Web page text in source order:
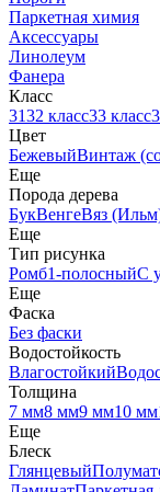
Паркетная химия
Аксессуары
Линолеум
Фанера
Класс
3132 класс33 класс
Цвет
БежевыйВинтаж
Еще
Порода дерева
БукВенгеВяз
Еще
Тип рисунка
Ромб1-полосныйС
Еще
Фаска
Без фаски
Водостойкость
Влагостойкий
Толщина
7 мм8 мм9 мм10 мм
Еще
Блеск
Глянцевый